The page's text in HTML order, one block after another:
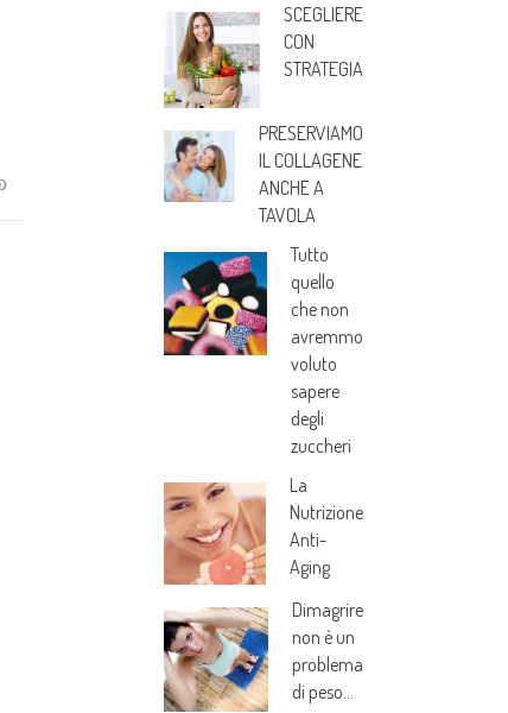
SCEGLIERE
CON
STRATEGIA
PRESERVIAMO
IL COLLAGENE
ANCHE A
TAVOLA
Tutto
quello
che non
avremmo
voluto
sapere
degli
zuccheri
La
Nutrizione
Anti-
Aging
Dimagrire
non è un
problema
di peso…